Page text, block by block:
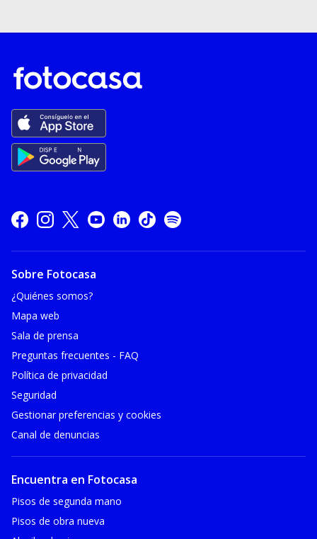
Sobre Fotocasa
¿Quiénes somos?
Mapa web
Sala de prensa
Preguntas frecuentes - FAQ
Política de privacidad
Seguridad
Gestionar preferencias y cookies
Canal de denuncias
Encuentra en Fotocasa
Pisos de segunda mano
Pisos de obra nueva